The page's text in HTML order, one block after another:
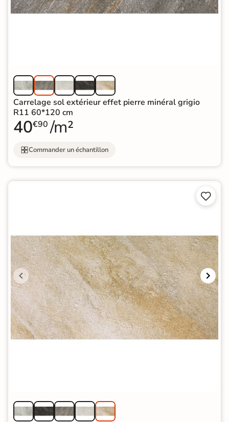
Carrelage sol extérieur effet pierre minéral grigio
R11 60*120 cm
40€90 /m²
Commander un échantillon

